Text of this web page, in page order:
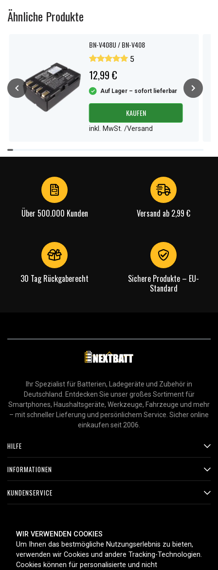
Ähnliche Produkte
BN-V408U / BN-V408
5
12,99 €
Auf Lager – sofort lieferbar
KAUFEN
inkl. MwSt. /Versand
Item
1
Über 500.000 Kunden Versand ab 2,99 €
30 Tag Rückgaberecht
Sichere Produkte – EU-
Standard
Ihr Spezialist für Batterien, Ladegeräte und Zubehör in
Deutschland. Entdecken Sie unser großes Sortiment für
Smartphones, Haushaltsgeräte, Werkzeuge, Fahrzeuge und mehr
– mit schneller Lieferung und persönlichem Service. Sicher online
einkaufen seit 2006.
HILFE
INFORMATIONEN
KUNDENSERVICE
ZAHLUNGSMETHODEN
WIR VERWENDEN COOKIES
Um Ihnen das bestmögliche Nutzungserlebnis zu bieten,
verwenden wir Cookies und andere Tracking-Technologien.
Cookies können für personalisierte und nicht